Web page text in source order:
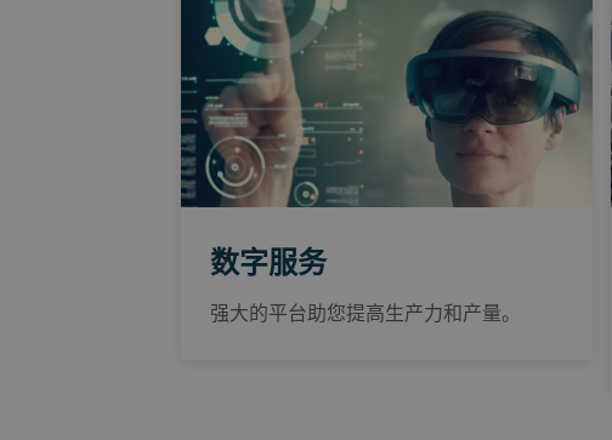
数字服务
强大的平台助您提高生产力和产量。